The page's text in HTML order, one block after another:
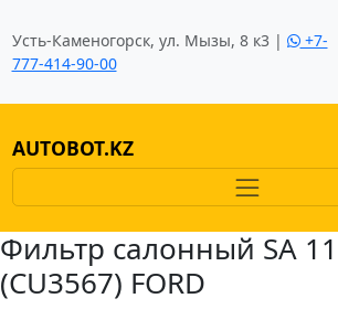
Усть-Каменогорск, ул. Мызы, 8 к3 |
+7-
777-414-90-00
AUTOBOT.KZ
Фильтр салонный SA
(CU3567) FORD